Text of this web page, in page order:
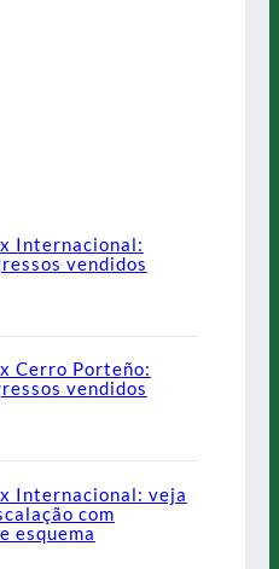
Internacional:
vendidos
Cerro Porteño:
vendidos
Internacional: veja
com
esquema